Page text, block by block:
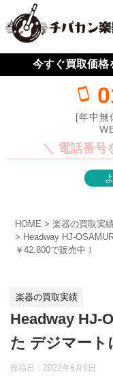
今すぐ買取価格
[年中
＼ 電話番号
HOME
楽器の買取実
Headway HJ-
￥42,800で販売中！
楽器の買取実績
Headway HJ-
た デジマート
投稿日：2022年8月6日